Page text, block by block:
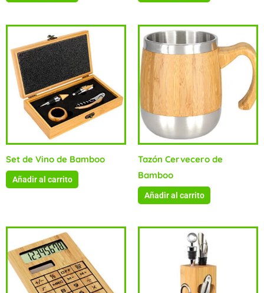
Set de Vino de Bamboo
Añadir al carrito
Tazón Cervecero de
Bamboo
Añadir al carrito